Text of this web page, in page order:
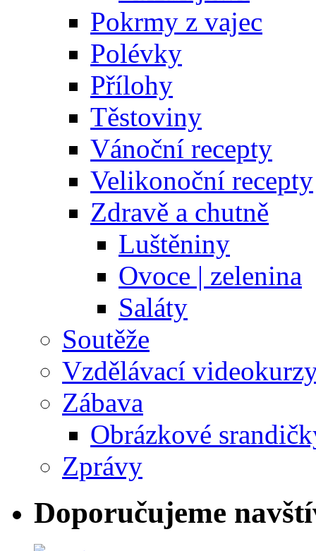
Pokrmy z vajec
Polévky
Přílohy
Těstoviny
Vánoční recepty
Velikonoční recepty
Zdravě a chutně
Luštěniny
Ovoce | zelenina
Saláty
Soutěže
Vzdělávací
Zábava
Obrázkové
Zprávy
Doporučujeme